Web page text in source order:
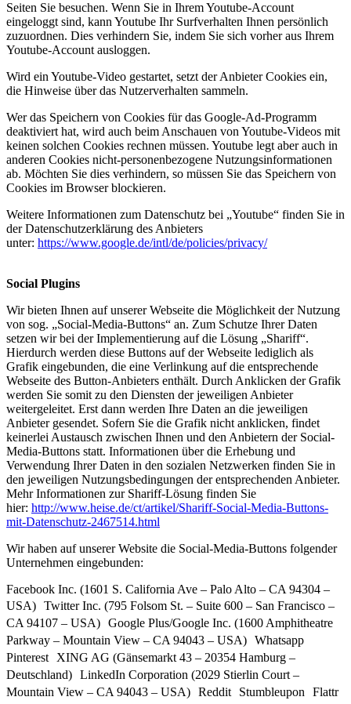
Seiten Sie besuchen. Wenn Sie in Ihrem Youtube-Account
eingeloggt sind, kann Youtube Ihr Surfverhalten Ihnen persönlich
zuzuordnen. Dies verhindern Sie, indem Sie sich vorher aus Ihrem
Youtube-Account ausloggen.
Wird ein Youtube-Video gestartet, setzt der Anbieter Cookies ein,
die Hinweise über das Nutzerverhalten sammeln.
Wer das Speichern von Cookies für das Google-Ad-Programm
deaktiviert hat, wird auch beim Anschauen von Youtube-Videos mit
keinen solchen Cookies rechnen müssen. Youtube legt aber auch in
anderen Cookies nicht-personenbezogene Nutzungsinformationen
ab. Möchten Sie dies verhindern, so müssen Sie das Speichern von
Cookies im Browser blockieren.
Weitere Informationen zum Datenschutz bei „Youtube“ finden Sie in
der Datenschutzerklärung des Anbieters
unter: https://www.google.de/intl/de/policies/privacy/
Social Plugins
Wir bieten Ihnen auf unserer Webseite die Möglichkeit der Nutzung
von sog. „Social-Media-Buttons“ an. Zum Schutze Ihrer Daten
setzen wir bei der Implementierung auf die Lösung „Shariff“.
Hierdurch werden diese Buttons auf der Webseite lediglich als
Grafik eingebunden, die eine Verlinkung auf die entsprechende
Webseite des Button-Anbieters enthält. Durch Anklicken der Grafik
werden Sie somit zu den Diensten der jeweiligen Anbieter
weitergeleitet. Erst dann werden Ihre Daten an die jeweiligen
Anbieter gesendet. Sofern Sie die Grafik nicht anklicken, findet
keinerlei Austausch zwischen Ihnen und den Anbietern der Social-
Media-Buttons statt. Informationen über die Erhebung und
Verwendung Ihrer Daten in den sozialen Netzwerken finden Sie in
den jeweiligen Nutzungsbedingungen der entsprechenden Anbieter.
Mehr Informationen zur Shariff-Lösung finden Sie
hier: http://www.heise.de/ct/artikel/Shariff-Social-Media-Buttons-
mit-Datenschutz-2467514.html
Wir haben auf unserer Website die Social-Media-Buttons folgender
Unternehmen eingebunden:
Facebook Inc. (1601 S. California Ave – Palo Alto – CA 94304 –
USA) Twitter Inc. (795 Folsom St. – Suite 600 – San Francisco –
CA 94107 – USA) Google Plus/Google Inc. (1600 Amphitheatre
Parkway – Mountain View – CA 94043 – USA) Whatsapp
Pinterest XING AG (Gänsemarkt 43 – 20354 Hamburg –
Deutschland) LinkedIn Corporation (2029 Stierlin Court –
Mountain View – CA 94043 – USA) Reddit Stumbleupon Flattr